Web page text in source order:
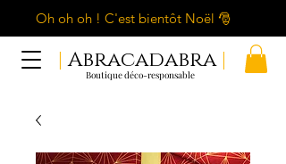
Oh oh oh ! C'est bientôt Noël 🎅
| Abracadabra |
Boutique déco-responsable